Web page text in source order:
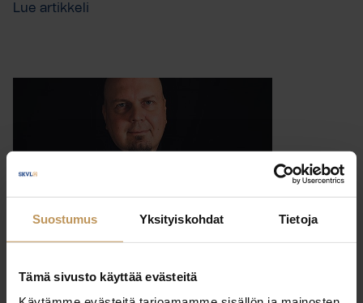
Suostumus Yksityiskohdat Tietoja
Tämä sivusto käyttää evästeitä
Lue artikkeli